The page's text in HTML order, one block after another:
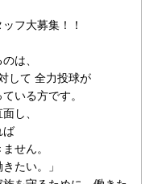
フ大募集！！
は、
して 全力投球が
いる方です。
し、
ば
せん。
たい。」